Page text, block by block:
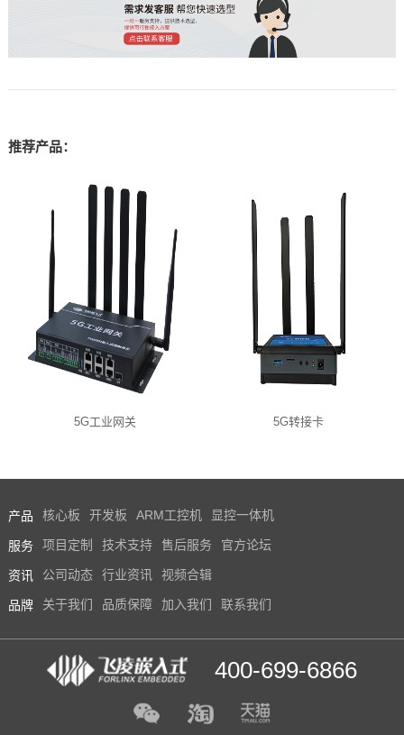
推荐产品：
5G工业网关 5G转接卡
产品 核心板 开发板 ARM工控机 显控一体机
服务 项目定制 技术支持 售后服务 官方论坛
资讯 公司动态 行业资讯 视频合辑
品牌 关于我们 品质保障 加入我们 联系我们
400-699-6866